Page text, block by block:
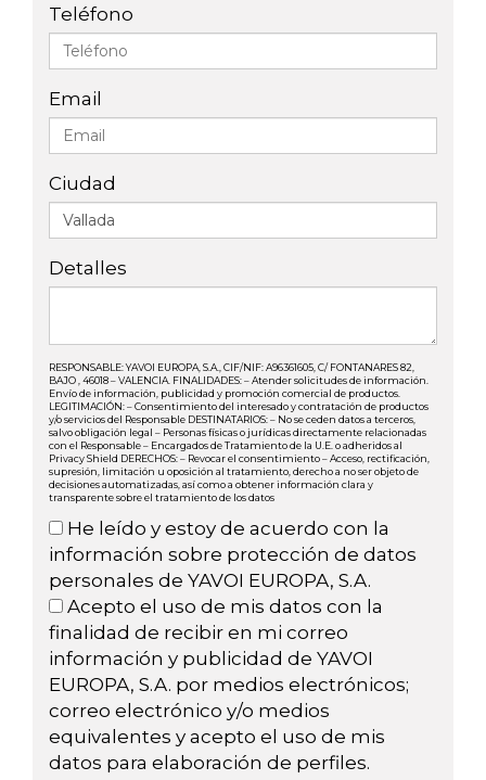
Teléfono
Email
Ciudad
Detalles
RESPONSABLE: YAVOI EUROPA, S.A., CIF/NIF: A96361605, C/ FONTANARES 82,
BAJO , 46018 – VALENCIA. FINALIDADES: – Atender solicitudes de información.
Envío de información, publicidad y promoción comercial de productos.
LEGITIMACIÓN: – Consentimiento del interesado y contratación de productos
y/o servicios del Responsable DESTINATARIOS: – No se ceden datos a terceros,
salvo obligación legal – Personas físicas o jurídicas directamente relacionadas
con el Responsable – Encargados de Tratamiento de la U.E. o adheridos al
Privacy Shield DERECHOS: – Revocar el consentimiento – Acceso, rectificación,
supresión, limitación u oposición al tratamiento, derecho a no ser objeto de
decisiones automatizadas, así como a obtener información clara y
transparente sobre el tratamiento de los datos
He leído y estoy de acuerdo con la
información sobre protección de datos
personales de YAVOI EUROPA, S.A.
Acepto el uso de mis datos con la
finalidad de recibir en mi correo
información y publicidad de YAVOI
EUROPA, S.A. por medios electrónicos;
correo electrónico y/o medios
equivalentes y acepto el uso de mis
datos para elaboración de perfiles.